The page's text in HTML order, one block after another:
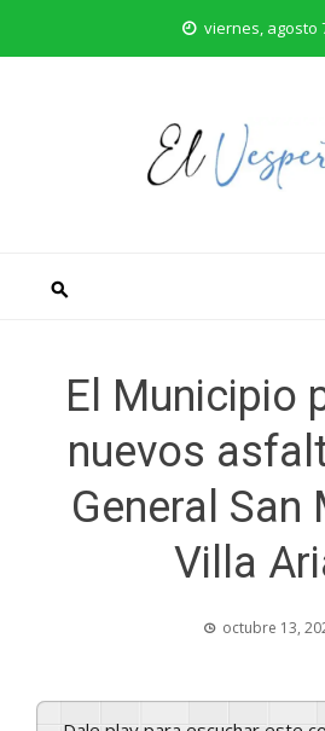
viernes, agosto
El Municipio
nuevos
General San
Villa
octubre 13,